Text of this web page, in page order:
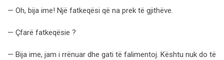
— Oh, bija ime! Një fatkeqësi që na prek të gjithëve.
— Çfarë fatkeqësie ?
— Bija ime, jam i rrënuar dhe gati të falimentoj. Kështu nuk do të